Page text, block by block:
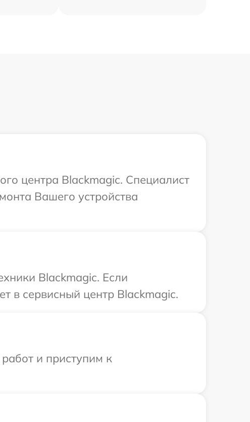
центра Blackmagic. Специалист
Вашего устройства
Blackmagic. Если
в сервисный центр Blackmagic.
и приступим к